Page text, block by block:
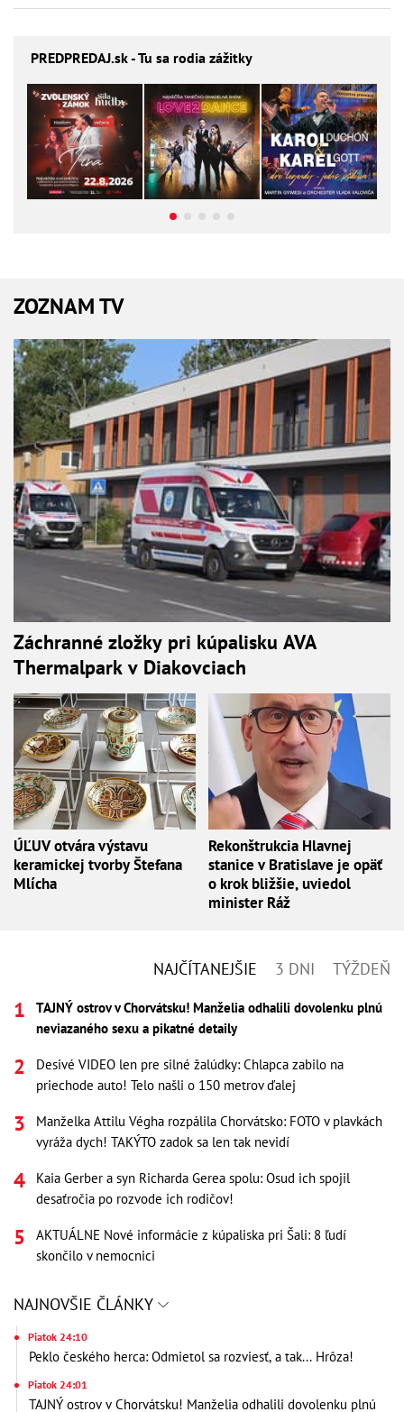
PREDPREDAJ.sk - Tu sa rodia zážitky
ZOZNAM TV
Záchranné zložky pri kúpalisku AVA
Thermalpark v Diakovciach
ÚĽUV otvára výstavu
keramickej tvorby Štefana
Mlícha
Rekonštrukcia Hlavnej
stanice v Bratislave je opäť
o krok bližšie, uviedol
minister Ráž
NAJČÍTANEJŠIE 3 DNI TÝŽDEŇ
TAJNÝ ostrov v Chorvátsku! Manželia odhalili dovolenku plnú
neviazaného sexu a pikatné detaily
Desivé VIDEO len pre silné žalúdky: Chlapca zabilo na
priechode auto! Telo našli o 150 metrov ďalej
Manželka Attilu Végha rozpálila Chorvátsko: FOTO v plavkách
vyráža dych! TAKÝTO zadok sa len tak nevidí
Kaia Gerber a syn Richarda Gerea spolu: Osud ich spojil
desaťročia po rozvode ich rodičov!
AKTUÁLNE Nové informácie z kúpaliska pri Šali: 8 ľudí
skončilo v nemocnici
NAJNOVŠIE ČLÁNKY
Piatok 24:10
Peklo českého herca: Odmietol sa rozviesť, a tak... Hrôza!
Piatok 24:01
TAJNÝ ostrov v Chorvátsku! Manželia odhalili dovolenku plnú